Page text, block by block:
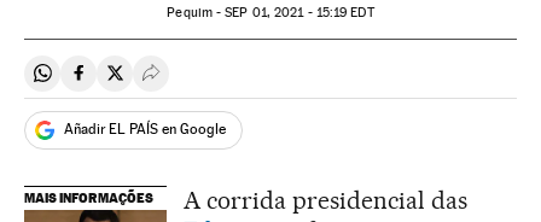
Pequim -SEP 01, 2021 - 15:19 EDT
Compartir en Whatsapp
Compartir en Facebook
Compartir en Twitter
Desplegar Redes Sociales
Añadir EL PAÍS en Google
MAIS INFORMAÇÕES
A corrida presidencial das